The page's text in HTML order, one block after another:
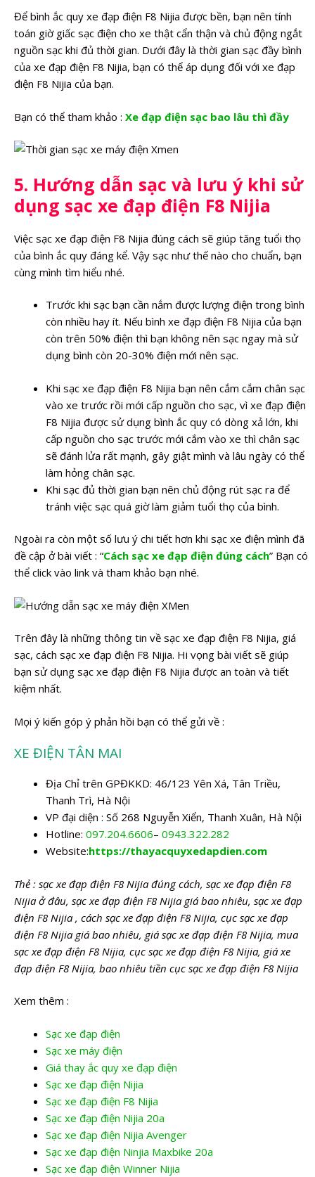
Để bình ắc quy xe đạp điện F8 Nijia được bền, bạn nên tính
toán giờ giấc sạc điện cho xe thật cẩn thận và chủ động ngắt
nguồn sạc khi đủ thời gian. Dưới đây là thời gian sạc đầy bình
của xe đạp điện F8 Nijia, bạn có thể áp dụng đối với xe đạp
điện F8 Nijia của bạn.
Bạn có thể tham khảo : Xe đạp điện sạc bao lâu thì đầy
5. Hướng dẫn sạc và lưu ý khi sử
dụng sạc xe đạp điện F8 Nijia
Việc sạc xe đạp điện F8 Nijia đúng cách sẽ giúp tăng tuổi thọ
của bình ắc quy đáng kể. Vậy sạc như thế nào cho chuẩn, bạn
cùng mình tìm hiểu nhé.
Trước khi sạc bạn cần nắm được lượng điện trong bình
còn nhiều hay ít. Nếu bình xe đạp điện F8 Nijia của bạn
còn trên 50% điện thì bạn không nên sạc ngay mà sử
dụng bình còn 20-30% điện mới nên sạc.
Khi sạc xe đạp điện F8 Nijia bạn nên cắm cắm chân sạc
vào xe trước rồi mới cấp nguồn cho sạc, vì xe đạp điện
F8 Nijia được sử dụng bình ắc quy có dòng xả lớn, khi
cấp nguồn cho sạc trước mới cắm vào xe thì chân sạc
sẽ đánh lửa rất mạnh, gây giật mình và lâu ngày có thể
làm hỏng chân sạc.
Khi sạc đủ thời gian bạn nên chủ động rút sạc ra để
tránh việc sạc quá giờ làm giảm tuổi thọ của bình.
Ngoài ra còn một số lưu ý chi tiết hơn khi sạc xe điện mình đã
đề cập ở bài viết : “Cách sạc xe đạp điện đúng cách” Bạn có
thể click vào link và tham khảo bạn nhé.
Trên đây là những thông tin về sạc xe đạp điện F8 Nijia, giá
sạc, cách sạc xe đạp điện F8 Nijia. Hi vọng bài viết sẽ giúp
bạn sử dụng sạc xe đạp điện F8 Nijia được an toàn và tiết
kiệm nhất.
Mọi ý kiến góp ý phản hồi bạn có thể gửi về :
XE ĐIỆN TÂN MAI
Địa Chỉ trên GPĐKKD: 46/123 Yên Xá, Tân Triều,
Thanh Trì, Hà Nội
VP đại diện : Số 268 Nguyễn Xiển, Thanh Xuân, Hà Nội
Hotline: 097.204.6606– 0943.322.282
Website:https://thayacquyxedapdien.com
Thẻ : sạc xe đạp điện F8 Nijia đúng cách, sạc xe đạp điện F8
Nijia ở đâu, sạc xe đạp điện F8 Nijia giá bao nhiêu, sạc xe đạp
điện F8 Nijia , cách sạc xe đạp điện F8 Nijia, cục sạc xe đạp
điện F8 Nijia giá bao nhiêu, giá sạc xe đạp điện F8 Nijia, mua
sạc xe đạp điện F8 Nijia, cục sạc xe đạp điện F8 Nijia, giá xe
đạp điện F8 Nijia, bao nhiêu tiền cục sạc xe đạp điện F8 Nijia
Xem thêm :
Sạc xe đạp điện
Sạc xe máy điện
Giá thay ắc quy xe đạp điện
Sạc xe đạp điện Nijia
Sạc xe đạp điện F8 Nijia
Sạc xe đạp điện Nijia 20a
Sạc xe đạp điện Nijia Avenger
Sạc xe đạp điện Ninjia Maxbike 20a
Sạc xe đạp điện Winner Nijia